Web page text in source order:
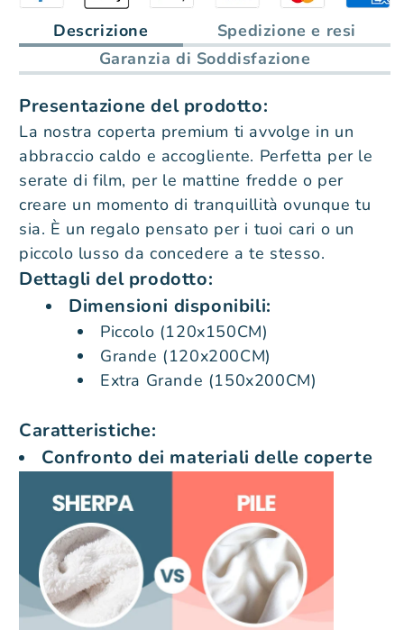
Nonna
-
Per
mia
Nipote
/
Per
mio
Nipote
-
Coperte
Premium
™
Nonna
-
Per
mia
Nipote
/
Per
mio
Nipote
-
Premium
Descrizione
Spedizione e resi
Garanzia di Soddisfazione
Presentazione del prodotto:
La nostra coperta premium ti avvolge in un
abbraccio caldo e accogliente. Perfetta per le
serate di film, per le mattine fredde o per
creare un momento di tranquillità ovunque tu
sia. È un regalo pensato per i tuoi cari o un
piccolo lusso da concedere a te stesso.
Dettagli del prodotto:
Dimensioni disponibili:
Piccolo (120x150CM)
Grande (120x200CM)
Extra Grande (150x200CM)
Caratteristiche:
Confronto dei materiali delle coperte